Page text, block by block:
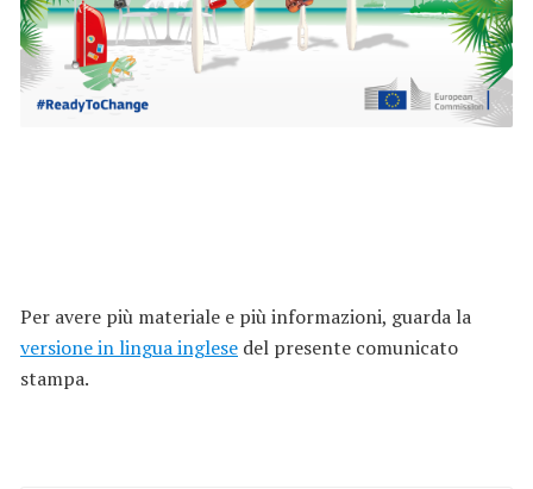
Per avere più materiale e più informazioni, guarda la
versione in lingua inglese del presente comunicato
stampa.